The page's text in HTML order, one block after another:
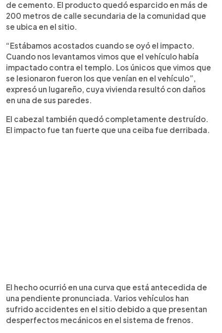
de cemento. El producto quedó esparcido en más de
200 metros de calle secundaria de la comunidad que
se ubica en el sitio.
“Estábamos acostados cuando se oyó el impacto.
Cuando nos levantamos vimos que el vehículo había
impactado contra el templo. Los únicos que vimos que
se lesionaron fueron los que venían en el vehículo”,
expresó un lugareño, cuya vivienda resultó con daños
en una de sus paredes.
El cabezal también quedó completamente destruído.
El impacto fue tan fuerte que una ceiba fue derribada.
El hecho ocurrió en una curva que está antecedida de
una pendiente pronunciada. Varios vehículos han
sufrido accidentes en el sitio debido a que presentan
desperfectos mecánicos en el sistema de frenos.